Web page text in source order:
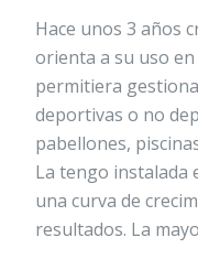
Hace unos 3 años
orienta a su uso
permitiera
deportivas o no
pabellones,
La tengo instalada
una curva de
resultados. La